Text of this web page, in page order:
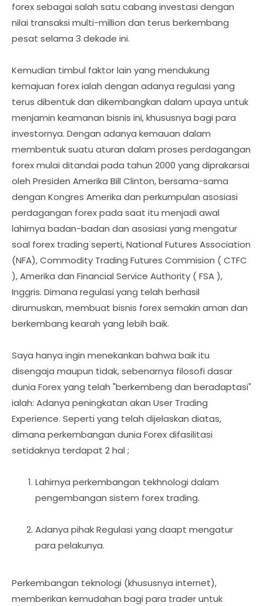
forex sebagai salah satu cabang investasi dengan
nilai transaksi multi-million dan terus berkembang
pesat selama 3 dekade ini.
Kemudian timbul faktor lain yang mendukung
kemajuan forex ialah dengan adanya regulasi yang
terus dibentuk dan dikembangkan dalam upaya untuk
menjamin keamanan bisnis ini, khususnya bagi para
investornya. Dengan adanya kemauan dalam
membentuk suatu aturan dalam proses perdagangan
forex mulai ditandai pada tahun 2000 yang diprakarsai
oleh Presiden Amerika Bill Clinton, bersama-sama
dengan Kongres Amerika dan perkumpulan asosiasi
perdagangan forex pada saat itu menjadi awal
lahirnya badan-badan dan asosiasi yang mengatur
soal forex trading seperti, National Futures Association
(NFA), Commodity Trading Futures Commision ( CTFC
), Amerika dan Financial Service Authority ( FSA ),
Inggris. Dimana regulasi yang telah berhasil
dirumuskan, membuat bisnis forex semakin aman dan
berkembang kearah yang lebih baik.
Saya hanya ingin menekankan bahwa baik itu
disengaja maupun tidak, sebenarnya filosofi dasar
dunia Forex yang telah "berkembeng dan beradaptasi"
ialah: Adanya peningkatan akan User Trading
Experience. Seperti yang telah dijelaskan diatas,
dimana perkembangan dunia Forex difasilitasi
setidaknya terdapat 2 hal ;
Lahirnya perkembangan tekhnologi dalam
pengembangan sistem forex trading.
Adanya pihak Regulasi yang daapt mengatur
para pelakunya.
Perkembangan teknologi (khususnya internet),
memberikan kemudahan bagi para trader untuk